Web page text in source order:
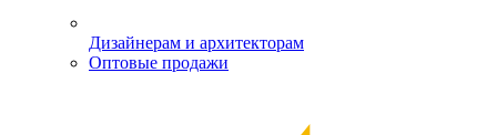
Дизайнерам и архитекторам
Оптовые продажи